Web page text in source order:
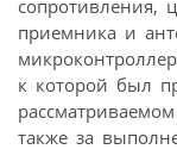
сопротивления,
приемника и
к которой был
также за